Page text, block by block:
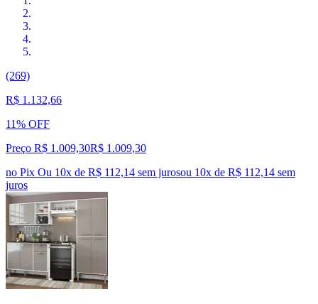
(269)
R$ 1.132,66
11% OFF
Preço R$ 1.009,30R$ 1.009,30
no Pix Ou 10x de R$ 112,14 sem jurosou 10x de R$ 112,14 sem
juros